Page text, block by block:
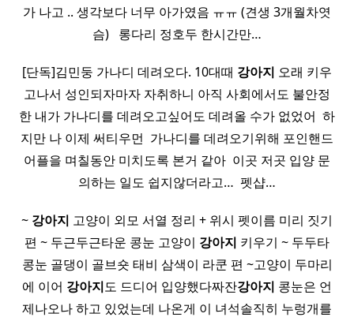
가 나고 .. 생각보다 너무 아가였음 ㅠㅠ (견생 3개월차엿
슴) ​ ​ 롱다리 정호두 한시간만…
[단독]김민둥 가나디 데려오다. 10대때 강아지 오래 키우
고나서 성인되자마자 자취하니 아직 사회에서도 불안정
한 내가 가나디를 데려오고싶어도 데려올 수가 없었어 ​ 하
지만 나 이제 써티우먼 ​ 가나디를 데려오기위해 포인핸드
어플을 며칠동안 미치도록 본거 같아 ​ 이곳 저곳 입양 문
의하는 일도 쉽지않더라고… ​ 펫샵…
~ 강아지 고양이 외모 서열 정리 + 위시 펫이름 미리 짓기
편 ~ 두근두근타운 콩눈 고양이 강아지 키우기 ~ 두두타
콩눈 골댕이 골브숏 태비 삼색이 라쿤 편 ~고양이 두마리
에 이어 강아지도 드디어 입양했다짜잔강아지 콩눈은 언
제나오나 하고 있었는데 나온게 이 녀석솔직히 누렁개를